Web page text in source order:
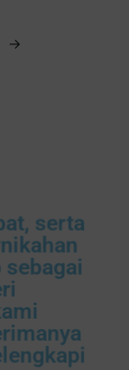
serta